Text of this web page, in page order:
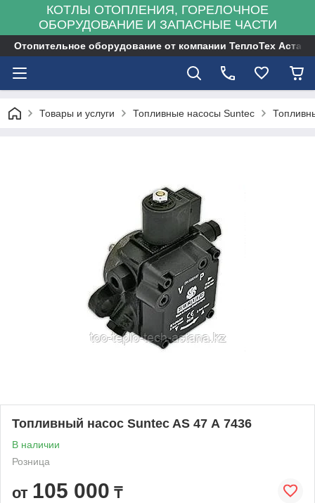
КОТЛЫ ОТОПЛЕНИЯ, ГОРЕЛОЧНОЕ
ОБОРУДОВАНИЕ И ЗАПАСНЫЕ ЧАСТИ
Отопительное оборудование от компании ТеплоТех Астана
Товары и услуги Топливные насосы Suntec
Топливный насос Suntec AS 47 А 7436
В наличии
Розница
от 105 000 ₸